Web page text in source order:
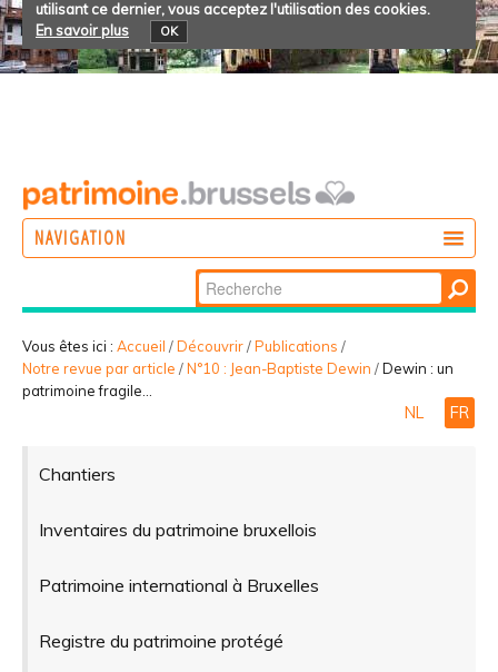
utilisant ce dernier, vous acceptez l'utilisation des cookies.
En savoir plus
OK
NAVIGATION
PARTICIPER
Chercher par
Recherche
avancée…
Vous êtes ici : Accueil /Découvrir/Publications /
Notre revue par article /N°10 : Jean-Baptiste Dewin /Dewin : un
patrimoine fragile…
NL FR
Chantiers
Inventaires du patrimoine bruxellois
Patrimoine international à Bruxelles
Registre du patrimoine protégé